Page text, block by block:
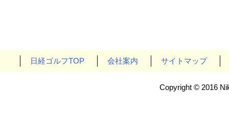
日経ゴルフTOP 会社案内 サイトマップ
Copyright © 2016